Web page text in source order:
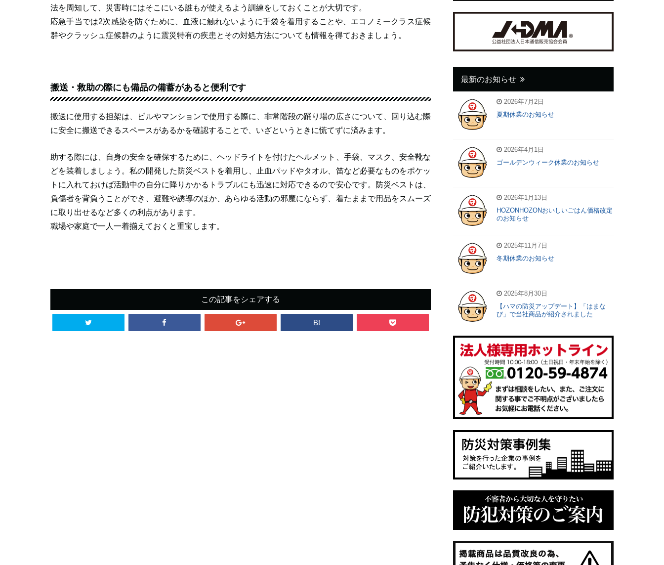
法を周知して、災害時にはそこにいる誰もが使えるよう訓練をしておくことが大切です。
応急手当では2次感染を防ぐために、血液に触れないように手袋を着用することや、エコノミークラス症候
群やクラッシュ症候群のように震災特有の疾患とその対処方法についても情報を得ておきましょう。
搬送・救助の際にも備品の備蓄があると便利です
搬送に使用する担架は、ビルやマンションで使用する際に、非常階段の踊り場の広さについて、回り込む際
に安全に搬送できるスペースがあるかを確認することで、いざというときに慌てずに済みます。
助する際には、自身の安全を確保するために、ヘッドライトを付けたヘルメット、手袋、マスク、安全靴な
どを装着しましょう。私の開発した防災ベストを着用し、止血パッドやタオル、笛など必要なものをポケッ
トに入れておけば活動中の自分に降りかかるトラブルにも迅速に対応できるので安心です。防災ベストは、
負傷者を背負うことができ、避難や誘導のほか、あらゆる活動の邪魔にならず、着たままで用品をスムーズ
に取り出せるなど多くの利点があります。
職場や家庭で一人一着揃えておくと重宝します。
この記事をシェアする
B!
最新のお知らせ
2026年7月2日
夏期休業のお知らせ
2026年4月1日
ゴールデンウィーク休業のお知らせ
2026年1月13日
HOZONHOZONおいしいごはん価格改定
のお知らせ
2025年11月7日
冬期休業のお知らせ
2025年8月30日
【ハマの防災アップデート】「はまな
び」で当社商品が紹介されました